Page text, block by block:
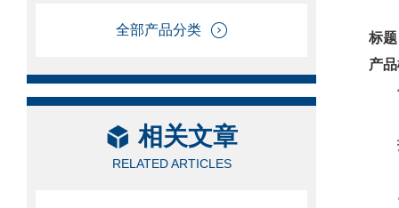
全部产品分类
相关文章
RELATED ARTICLES
标
产
○